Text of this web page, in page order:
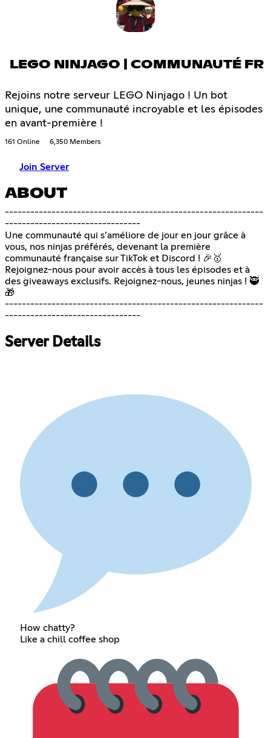
LEGO NINJAGO | COMMUNAUTÉ FR
Rejoins notre serveur LEGO Ninjago ! Un bot
unique, une communauté incroyable et les épisodes
en avant-première !
161 Online 6,350 Members
Join Server
ABOUT
-------------------------------------------------------------
--------------------------------
Une communauté qui s’améliore de jour en jour grâce à
vous, nos ninjas préférés, devenant la première
communauté française sur TikTok et Discord ! 🎉🥇
Rejoignez-nous pour avoir accès à tous les épisodes et à
des giveaways exclusifs. Rejoignez-nous, jeunes ninjas ! 🥷
🎁
-------------------------------------------------------------
--------------------------------
Server Details
How chatty?
Like a chill coffee shop